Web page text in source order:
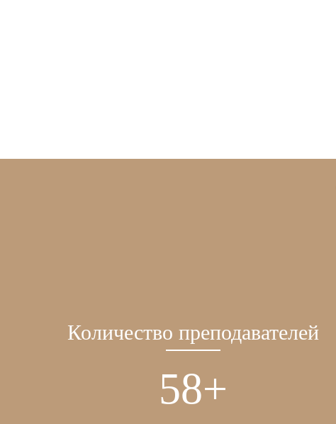
Количество преподавателей
58+